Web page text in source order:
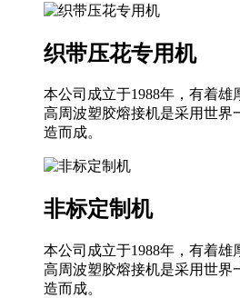
织带压花专用机
本公司成立于1988年，有着
高周波塑胶熔接机是采用世界
造而成。
非标定制机
本公司成立于1988年，有着
高周波塑胶熔接机是采用世界
造而成。